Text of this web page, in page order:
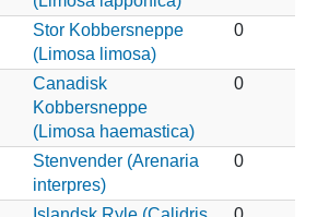
Stor Kobbersneppe
(Limosa limosa)
0
Canadisk
Kobbersneppe
(Limosa haemastica)
0
Stenvender (Arenaria
interpres)
0